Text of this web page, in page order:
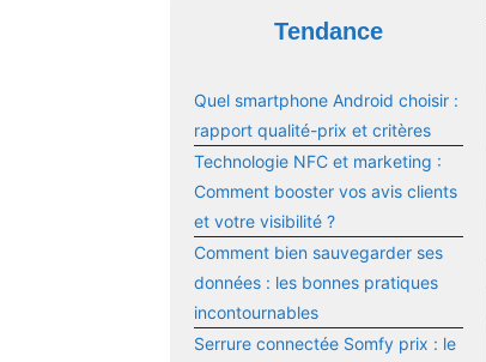
Tendance
Quel smartphone Android choisir :
rapport qualité-prix et critères
Technologie NFC et marketing :
Comment booster vos avis clients
et votre visibilité ?
Comment bien sauvegarder ses
données : les bonnes pratiques
incontournables
Serrure connectée Somfy prix : le